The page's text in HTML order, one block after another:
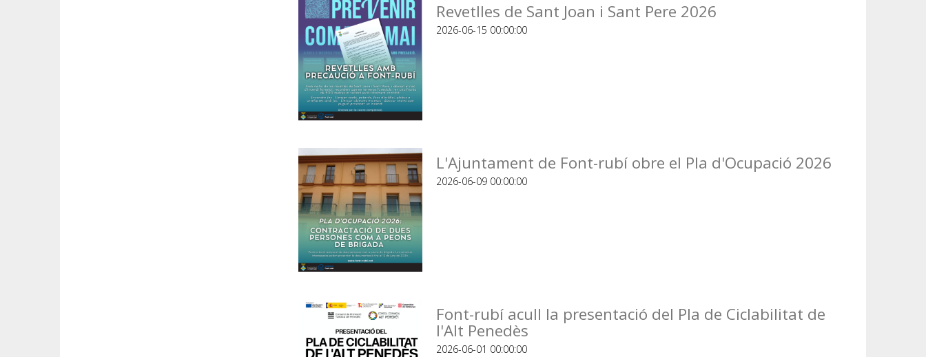
Revetlles de Sant Joan i Sant Pere 2026
2026-06-15 00:00:00
L'Ajuntament de Font-rubí obre el Pla d'Ocupació 2026
2026-06-09 00:00:00
Font-rubí acull la presentació del Pla de Ciclabilitat de
l'Alt Penedès
2026-06-01 00:00:00